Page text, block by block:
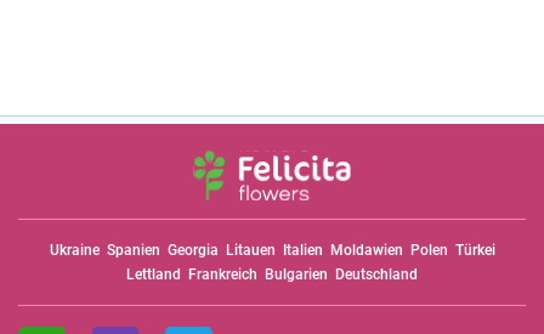
Ukraine Spanien Georgia Litauen Italien Moldawien Polen Türkei
Lettland Frankreich Bulgarien Deutschland